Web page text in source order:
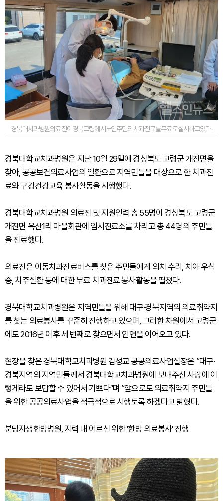
경북대치과병원의료진이경북고령에서노인주민의치과진료를무료로실시하고있다.
경북대학교치과병원은 지난 10월 29일에 경상북도 고령군 개진면을
찾아, 공공보건의료사업의 일환으로 지역민들을 대상으로 한 치과진
료와 구강건강교육 봉사활동을 시행했다.
경북대학교치과병원 의료진 및 지원인력 총 55명이 경상북도 고령군
개진면 옥산1리 마을회관에 임시진료소를 차리고 총 44명의 주민들
을 진료했다.
의료진은 이동치과진료버스를 찾은 주민들에게 의치 수리, 치아 우식
증, 치주질환 등에 대한 무료 치과진료 봉사활동을 펼쳤다.
경북대학교치과병원은 지역민들을 위해 대구·경북지역의 의료취약지
를 찾는 의료봉사를 꾸준히 진행하고 있으며, 그러한 차원에서 고령군
에도 2016년 이후 세 번째로 찾으면서 인연을 이어오고 있다.
현장을 찾은 경북대학교치과병원 김성교 공공의료사업실장은 “대구·
경북지역의 지역민들께서 경북대학교치과병원에 보내주신 사랑에 이
렇게라도 보답할 수 있어서 기쁘다”며 “앞으로도 의료취약지 주민들
을 위한 공공의료사업을 적극적으로 시행토록 하겠다고 밝혔다.
분당자생한방병원, 지력 내 어르신 위한 '한방 의료봉사' 진행